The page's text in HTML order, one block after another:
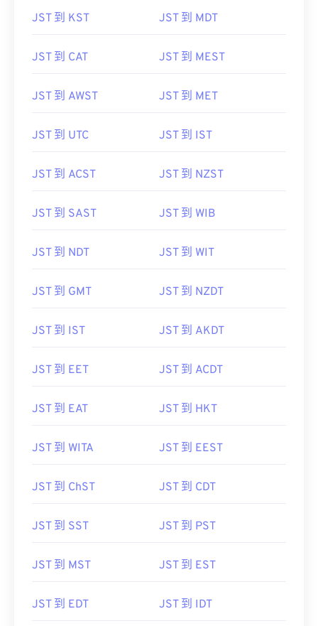
JST 到 KST JST 到 MDT
JST 到 CAT JST 到 MEST
JST 到 AWST JST 到 MET
JST 到 UTC JST 到 IST
JST 到 ACST JST 到 NZST
JST 到 SAST JST 到 WIB
JST 到 NDT JST 到 WIT
JST 到 GMT JST 到 NZDT
JST 到 IST JST 到 AKDT
JST 到 EET JST 到 ACDT
JST 到 EAT JST 到 HKT
JST 到 WITA JST 到 EEST
JST 到 ChST JST 到 CDT
JST 到 SST JST 到 PST
JST 到 MST JST 到 EST
JST 到 EDT JST 到 IDT